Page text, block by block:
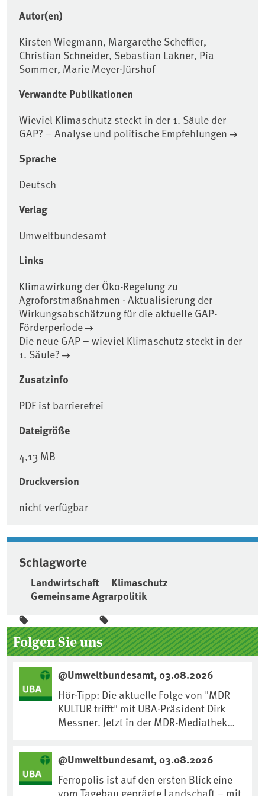
Autor(en)
Kirsten Wiegmann, Margarethe Scheffler,
Christian Schneider, Sebastian Lakner, Pia
Sommer, Marie Meyer-Jürshof
Verwandte Publikationen
Wieviel Klimaschutz steckt in der 1. Säule der
GAP? – Analyse und politische Empfehlungen
Sprache
Deutsch
Verlag
Umweltbundesamt
Links
Klimawirkung der Öko-Regelung zu
Agroforstmaßnahmen - Aktualisierung der
Wirkungsabschätzung für die aktuelle GAP-
Förderperiode
Die neue GAP – wieviel Klimaschutz steckt in der
1. Säule?
Zusatzinfo
PDF ist barrierefrei
Dateigröße
4,13 MB
Druckversion
nicht verfügbar
Schlagworte
Landwirtschaft
Klimaschutz
Gemeinsame Agrarpolitik
Seitenleiste
Folgen Sie uns
@Umweltbundesamt, 03.08.2026
Hör-Tipp: Die aktuelle Folge von "MDR
KULTUR trifft" mit UBA-Präsident Dirk
Messner. Jetzt in der MDR-Mediathek
fft/dirk-messner-audio-100.html
@Umweltbundesamt, 03.08.2026
Ferropolis ist auf den ersten Blick eine
vom Tagebau geprägte Landschaft – mit